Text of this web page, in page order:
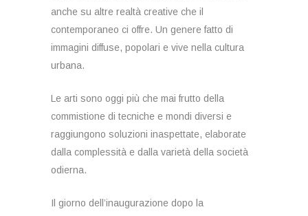
anche su altre realtà creative che il
contemporaneo ci offre. Un genere fatto di
immagini diffuse, popolari e vive nella cultura
urbana.
Le arti sono oggi più che mai frutto della
commistione di tecniche e mondi diversi e
raggiungono soluzioni inaspettate, elaborate
dalla complessità e dalla varietà della società
odierna.
Il giorno dell’inaugurazione dopo la